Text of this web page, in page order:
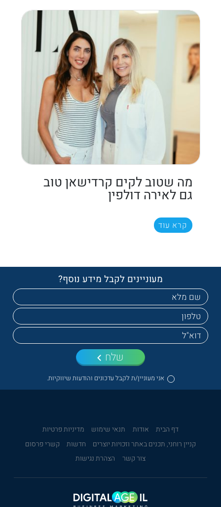
מה שטוב לקים קרדישאן טוב
גם לאירה דולפין
קרא עוד
מעוניינים לקבל מידע נוסף?
אני מעוניין/ת לקבל עדכונים והודעות שיווקיות.
שלח
דף הבית אודות תנאי שימוש
מדיניות פרטיות
קניין רוחני, תכנים באתר וזכויות יוצרים
חדשות
קשרי פרסום
צור קשר
הצהרת נגישות